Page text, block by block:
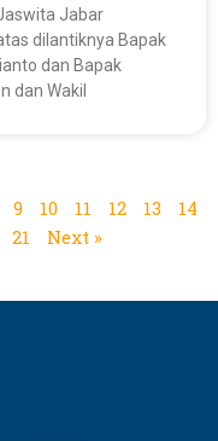
Jabar
dilantiknya Bapak
dan Bapak
dan Wakil
9 10 11 12 13
14
21 Next »